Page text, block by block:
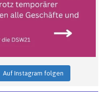
Auf Instagram folgen